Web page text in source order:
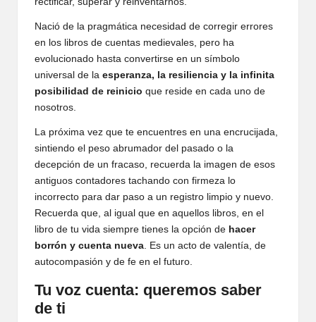
Nació de la pragmática necesidad de corregir errores
en los libros de cuentas medievales, pero ha
evolucionado hasta convertirse en un símbolo
universal de la esperanza, la resiliencia y la infinita
posibilidad de reinicio que reside en cada uno de
nosotros.
La próxima vez que te encuentres en una encrucijada,
sintiendo el peso abrumador del pasado o la
decepción de un fracaso, recuerda la imagen de esos
antiguos contadores tachando con firmeza lo
incorrecto para dar paso a un registro limpio y nuevo.
Recuerda que, al igual que en aquellos libros, en el
libro de tu vida siempre tienes la opción de hacer
borrón y cuenta nueva. Es un acto de valentía, de
autocompasión y de fe en el futuro.
Tu voz cuenta: queremos saber
de ti